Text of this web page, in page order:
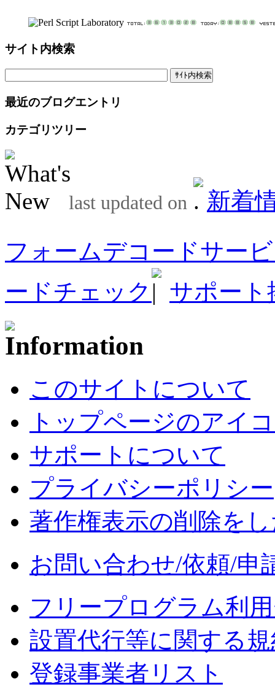
サイト内検索
最近のブログエントリ
カテゴリツリー
last updated on
新着
フォームデコードサー
ードチェック
サポート
このサイトについて
トップページのアイ
サポートについて
プライバシーポリシー
著作権表示の削除を
お問い合わせ/依頼/申
フリープログラム利
設置代行等に関する
登録事業者リスト